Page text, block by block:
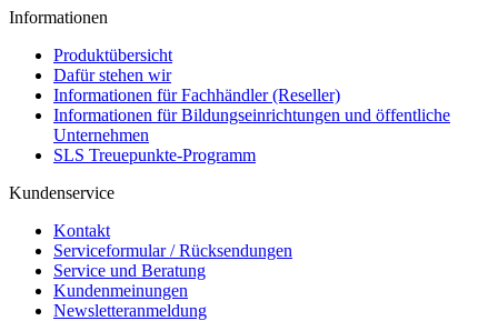
Informationen
Produktübersicht
Dafür stehen wir
Informationen für Fachhändler (Reseller)
Informationen für Bildungseinrichtungen und öffentliche
Unternehmen
SLS Treuepunkte-Programm
Kundenservice
Kontakt
Serviceformular / Rücksendungen
Service und Beratung
Kundenmeinungen
Newsletteranmeldung